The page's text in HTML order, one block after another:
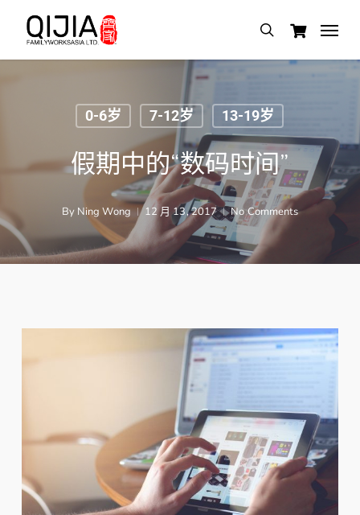
main
search
Menu
0-6岁 7-12岁 13-19岁
假期中的“数码时间”
By Ning Wong 12 月 13, 2017 No Comments